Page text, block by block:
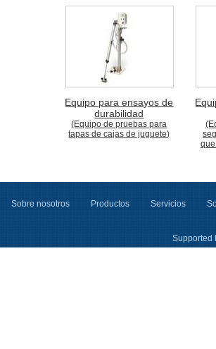
Equipo para ensayos de
durabilidad
(Equipo de pruebas para
tapas de cajas de juguete)
Sobre nosotros Productos Servicios
Supported